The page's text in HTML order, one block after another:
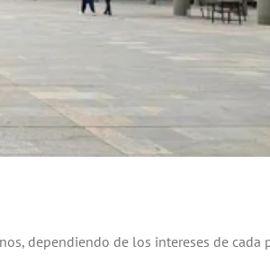
dependiendo de los intereses de cada